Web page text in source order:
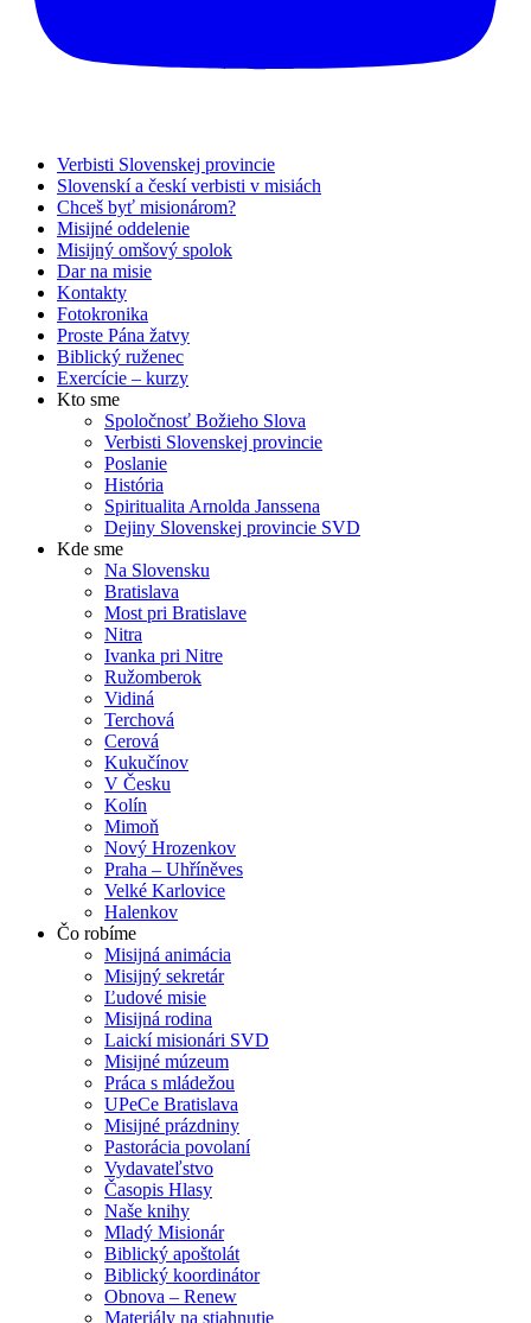
Verbisti Slovenskej provincie
Slovenskí a českí verbisti v misiách
Chceš byť misionárom?
Misijné oddelenie
Misijný omšový spolok
Dar na misie
Kontakty
Fotokronika
Proste Pána žatvy
Biblický ruženec
Exercície – kurzy
Kto sme
Spoločnosť Božieho Slova
Verbisti Slovenskej provincie
Poslanie
História
Spiritualita Arnolda Janssena
Dejiny Slovenskej provincie SVD
Kde sme
Na Slovensku
Bratislava
Most pri Bratislave
Nitra
Ivanka pri Nitre
Ružomberok
Vidiná
Terchová
Cerová
Kukučínov
V Česku
Kolín
Mimoň
Nový Hrozenkov
Praha – Uhříněves
Velké Karlovice
Halenkov
Čo robíme
Misijná animácia
Misijný sekretár
Ľudové misie
Misijná rodina
Laickí misionári SVD
Misijné múzeum
Práca s mládežou
UPeCe Bratislava
Misijné prázdniny
Pastorácia povolaní
Vydavateľstvo
Časopis Hlasy
Naše knihy
Mladý Misionár
Biblický apoštolát
Biblický koordinátor
Obnova – Renew
Materiály na stiahnutie